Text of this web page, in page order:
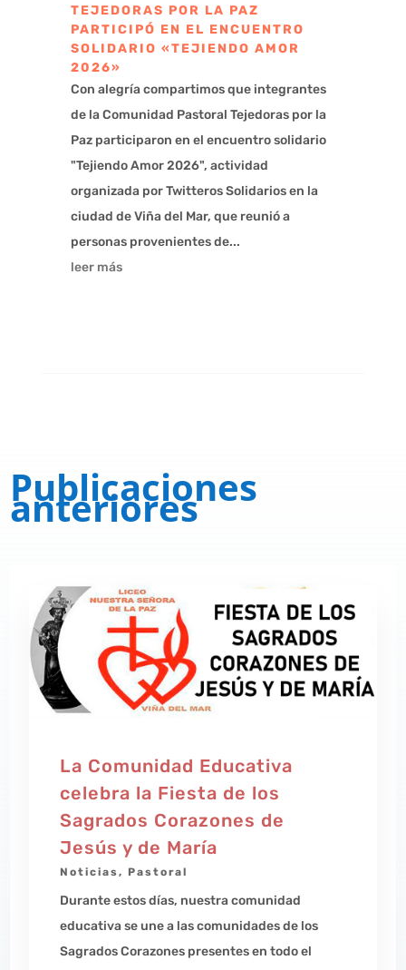
TEJEDORAS POR LA PAZ
PARTICIPÓ EN EL ENCUENTRO
SOLIDARIO «TEJIENDO AMOR
2026»
Con alegría compartimos que integrantes
de la Comunidad Pastoral Tejedoras por la
Paz participaron en el encuentro solidario
"Tejiendo Amor 2026", actividad
organizada por Twitteros Solidarios en la
ciudad de Viña del Mar, que reunió a
personas provenientes de...
leer más
Publicaciones
anteriores
La Comunidad Educativa
celebra la Fiesta de los
Sagrados Corazones de
Jesús y de María
Noticias,Pastoral
Durante estos días, nuestra comunidad
educativa se une a las comunidades de los
Sagrados Corazones presentes en todo el